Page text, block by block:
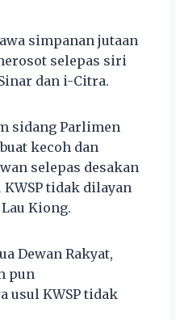
simpanan jutaan
selepas siri
dan i-Citra.
sidang Parlimen
kecoh dan
selepas desakan
tidak dilayan
Kiong.
Dewan Rakyat,
pun
usul KWSP tidak